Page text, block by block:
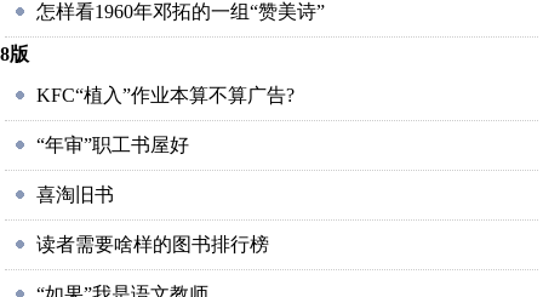
怎样看1960年邓拓的一组“赞美诗”
8版
KFC“植入”作业本算不算广告?
“年审”职工书屋好
喜淘旧书
读者需要啥样的图书排行榜